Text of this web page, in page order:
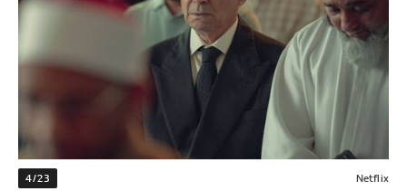
4/23 Netflix